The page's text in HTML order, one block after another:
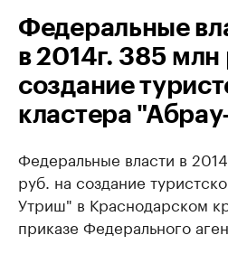
Федеральные
в 2014г. 385 млн
создание
кластера
Федеральные власти в
руб. на создание
Утриш" в Краснодарском
приказе Федерального